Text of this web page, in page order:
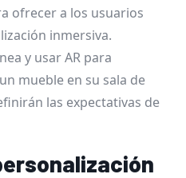
ofrecer a los usuarios
inmersiva.
y usar AR para
mueble en su sala de
las expectativas de